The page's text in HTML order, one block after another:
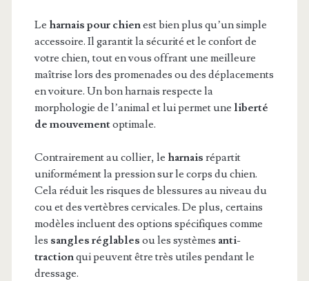
Le harnais pour chienest bien plus qu’un simple
accessoire. Il garantit la sécurité et le confort de
votre chien, tout en vous offrant une meilleure
maîtrise lors des promenades ou des déplacements
en voiture. Un bon harnais respecte la
morphologie de l’animal et lui permet une liberté
de mouvementoptimale.
Contrairement au collier, le harnais répartit
uniformément la pression sur le corps du chien.
Cela réduit les risques de blessures au niveau du
cou et des vertèbres cervicales. De plus, certains
modèles incluent des options spécifiques comme
les sangles réglables ou les systèmes anti-
tractionqui peuvent être très utiles pendant le
dressage.